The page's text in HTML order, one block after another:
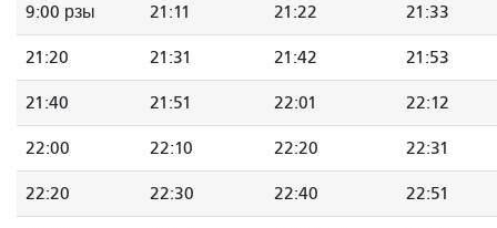
9:00 рзы 21:11 21:22 21:33
21:20 21:31 21:42 21:53
21:40 21:51 22:01 22:12
22:00 22:10 22:20 22:31
22:20 22:30 22:40 22:51